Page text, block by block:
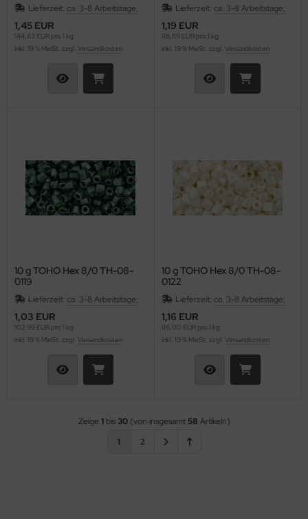
Lieferzeit: ca. 3-8 Arbeitstage;
1,45 EUR
144,63 EUR pro 1 kg
inkl. 19 % MwSt. zzgl. Versandkosten
Lieferzeit: ca. 3-8 Arbeitstage;
1,19 EUR
118,89 EUR pro 1 kg
inkl. 19 % MwSt. zzgl. Versandkosten
10 g TOHO Hex 8/0 TH-08-
0119
Lieferzeit: ca. 3-8 Arbeitstage;
1,03 EUR
102,99 EUR pro 1 kg
inkl. 19 % MwSt. zzgl. Versandkosten
10 g TOHO Hex 8/0 TH-08-
0122
Lieferzeit: ca. 3-8 Arbeitstage;
1,16 EUR
116,00 EUR pro 1 kg
inkl. 19 % MwSt. zzgl. Versandkosten
Zeige 1bis 30(von insgesamt 58 Artikeln)
1
2